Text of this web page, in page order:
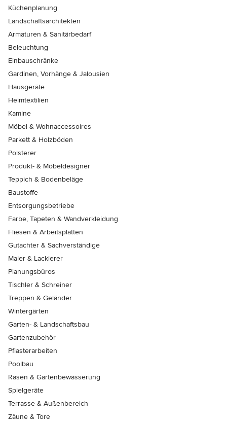
Küchenplanung
Landschaftsarchitekten
Armaturen & Sanitärbedarf
Beleuchtung
Einbauschränke
Gardinen, Vorhänge & Jalousien
Hausgeräte
Heimtextilien
Kamine
Möbel & Wohnaccessoires
Parkett & Holzböden
Polsterer
Produkt- & Möbeldesigner
Teppich & Bodenbeläge
Baustoffe
Entsorgungsbetriebe
Farbe, Tapeten & Wandverkleidung
Fliesen & Arbeitsplatten
Gutachter & Sachverständige
Maler & Lackierer
Planungsbüros
Tischler & Schreiner
Treppen & Geländer
Wintergärten
Garten- & Landschaftsbau
Gartenzubehör
Pflasterarbeiten
Poolbau
Rasen & Gartenbewässerung
Spielgeräte
Terrasse & Außenbereich
Zäune & Tore